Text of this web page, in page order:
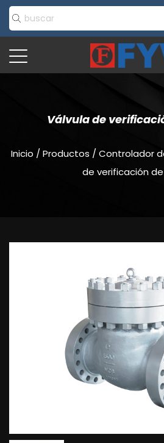
Válvula de
Inicio / Productos / Controlador
de verificación